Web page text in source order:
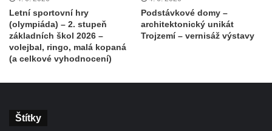
Letní sportovní hry
(olympiáda) – 2. stupeň
základních škol 2026 –
volejbal, ringo, malá kopaná
(a celkové vyhodnocení)
Podstávkové domy –
architektonický unikát
Trojzemí – vernisáž výstavy
Štítky